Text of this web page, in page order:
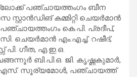
പഞ്ചായത്തംഗം ബീന
സ്റ്റാന്‍ഡിങ് കമ്മിറ്റി ചെയര്‍മാന്‍
കെ.പി. പ്രദീപ്,
ചെയര്‍മാന്‍ എം.എച്ച്. റഷീദ്,
ഗീത, എ.ഇ.ഒ.
ബി.പി.ഒ. ജി. കൃഷ്ണകുമാര്‍,
എസ്. സൂര്യമോള്‍, പഞ്ചായത്ത്